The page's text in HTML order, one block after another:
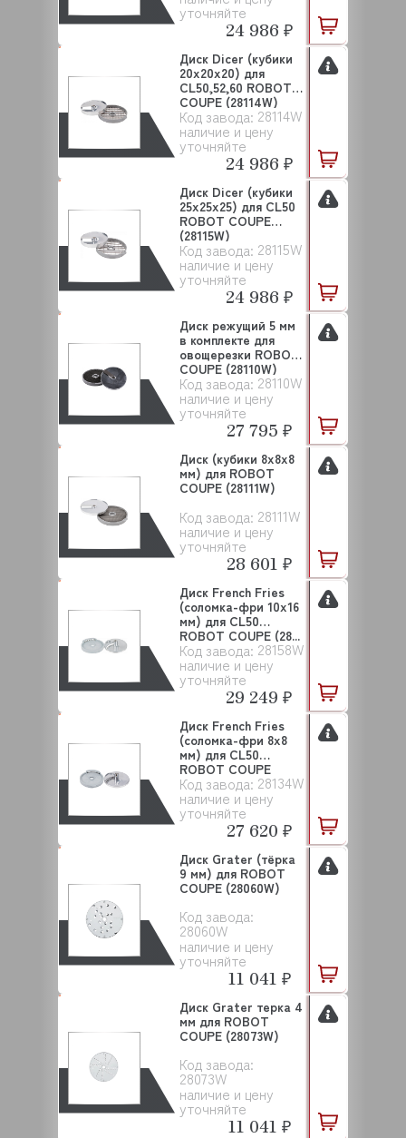
уточняйте
24 986 ₽
Код завода: 28114W
наличие и цену
уточняйте
Диск Dicer (кубики
20х20х20) для
CL50,52,60 ROBOT
COUPE (28114W)
24 986 ₽
Код завода: 28115W
наличие и цену
уточняйте
Диск Dicer (кубики
25х25х25) для CL50
ROBOT COUPE
(28115W)
24 986 ₽
Код завода: 28110W
наличие и цену
уточняйте
Диск режущий 5 мм
в комплекте для
овощерезки ROBOT
COUPE (28110W)
27 795 ₽
Код завода: 28111W
наличие и цену
уточняйте
Диск (кубики 8х8х8
мм) для ROBOT
COUPE (28111W)
28 601 ₽
Код завода: 28158W
наличие и цену
уточняйте
Диск French Fries
(соломка-фри 10х16
мм) для CL50
ROBOT COUPE (28...
29 249 ₽
Код завода: 28134W
наличие и цену
уточняйте
Диск French Fries
(соломка-фри 8х8
мм) для CL50
ROBOT COUPE
(2813...
27 620 ₽
Код завода:
28060W
наличие и цену
уточняйте
Диск Grater (тёрка
9 мм) для ROBOT
COUPE (28060W)
11 041 ₽
Код завода:
28073W
наличие и цену
уточняйте
Диск Grater терка 4
мм для ROBOT
COUPE (28073W)
11 041 ₽